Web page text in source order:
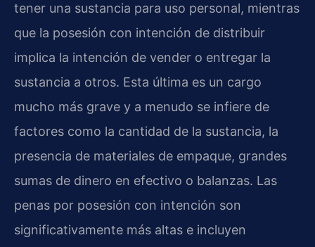
tener una sustancia para uso personal, mientras
que la posesión con intención de distribuir
implica la intención de vender o entregar la
sustancia a otros. Esta última es un cargo
mucho más grave y a menudo se infiere de
factores como la cantidad de la sustancia, la
presencia de materiales de empaque, grandes
sumas de dinero en efectivo o balanzas. Las
penas por posesión con intención son
significativamente más altas e incluyen